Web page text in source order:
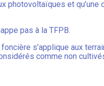
et qu’une
pas à la TFPB.
s’applique aux
comme non